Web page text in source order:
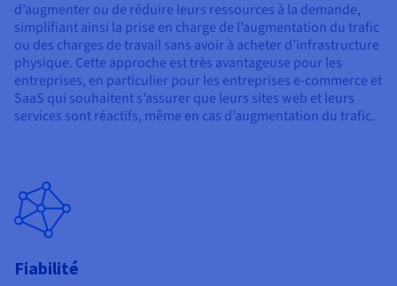
d’augmenter ou de réduire leurs ressources à la demande,
simplifiant ainsi la prise en charge de l’augmentation du trafic
ou des charges de travail sans avoir à acheter d’infrastructure
physique. Cette approche est très avantageuse pour les
entreprises, en particulier pour les entreprises e-commerce et
SaaS qui souhaitent s’assurer que leurs sites web et leurs
services sont réactifs, même en cas d’augmentation du trafic.
Fiabilité